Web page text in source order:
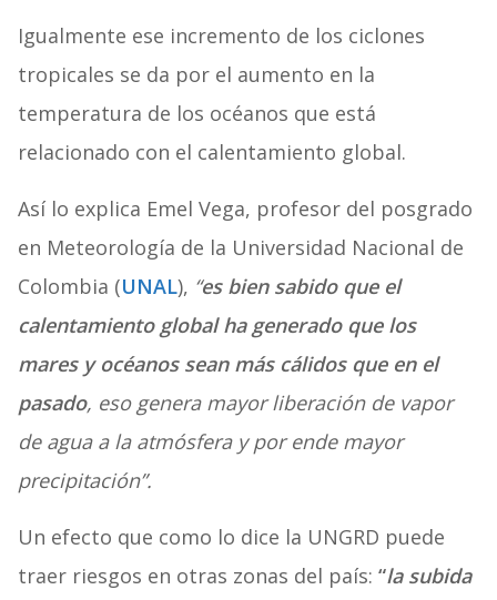
Igualmente ese incremento de los ciclones
tropicales se da por el aumento en la
temperatura de los océanos que está
relacionado con el calentamiento global.
Así lo explica Emel Vega, profesor del posgrado
en Meteorología de la Universidad Nacional de
Colombia (UNAL), “es bien sabido que el
calentamiento global ha generado que los
mares y océanos sean más cálidos que en el
pasado, eso genera mayor liberación de vapor
de agua a la atmósfera y por ende mayor
precipitación”.
Un efecto que como lo dice la UNGRD puede
traer riesgos en otras zonas del país: “lasubida